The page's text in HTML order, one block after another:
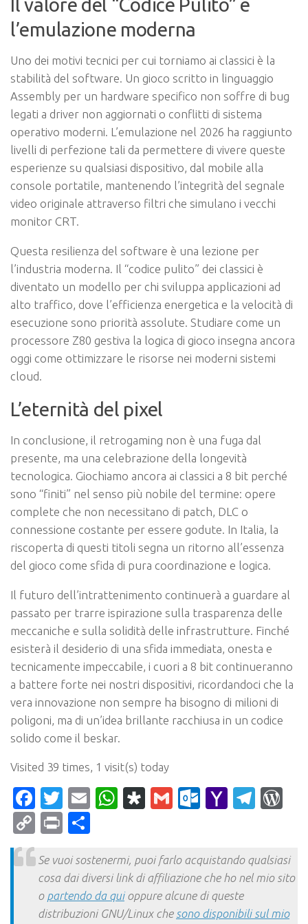
Il valore del “Codice Pulito” e
l’emulazione moderna
Uno dei motivi tecnici per cui torniamo ai classici è la
stabilità del software. Un gioco scritto in linguaggio
Assembly per un hardware specifico non soffre di bug
legati a driver non aggiornati o conflitti di sistema
operativo moderni. L’emulazione nel 2026 ha raggiunto
livelli di perfezione tali da permettere di vivere queste
esperienze su qualsiasi dispositivo, dal mobile alla
console portatile, mantenendo l’integrità del segnale
video originale attraverso filtri che simulano i vecchi
monitor CRT.
Questa resilienza del software è una lezione per
l’industria moderna. Il “codice pulito” dei classici è
diventato un modello per chi sviluppa applicazioni ad
alto traffico, dove l’efficienza energetica e la velocità di
esecuzione sono priorità assolute. Studiare come un
processore Z80 gestiva la logica di gioco insegna ancora
oggi come ottimizzare le risorse nei moderni sistemi
cloud.
L’eternità del pixel
In conclusione, il retrogaming non è una fuga dal
presente, ma una celebrazione della longevità
tecnologica. Giochiamo ancora ai classici a 8 bit perché
sono “finiti” nel senso più nobile del termine: opere
complete che non necessitano di patch, DLC o
connessione costante per essere godute. In Italia, la
riscoperta di questi titoli segna un ritorno all’essenza
del gioco come sfida di pura coordinazione e logica.
Il futuro dell’intrattenimento continuerà a guardare al
passato per trarre ispirazione sulla trasparenza delle
meccaniche e sulla solidità delle infrastrutture. Finché
esisterà il desiderio di una sfida immediata, onesta e
tecnicamente impeccabile, i cuori a 8 bit continueranno
a battere forte nei nostri dispositivi, ricordandoci che la
vera innovazione non sempre ha bisogno di milioni di
poligoni, ma di un’idea brillante racchiusa in un codice
solido come il beskar.
Visited 39 times, 1 visit(s) today
Facebook
Twitter
EmailWhatsApp
Diaspora
Gmail Yahoo
CopyPrint
Se vuoi sostenermi, puoi farlo acquistando qualsiasi
cosa dai diversi link di affiliazione che ho nel mio sito
o partendo da quioppure alcune di queste
distribuzioni GNU/Linux che sono disponibili sul mio